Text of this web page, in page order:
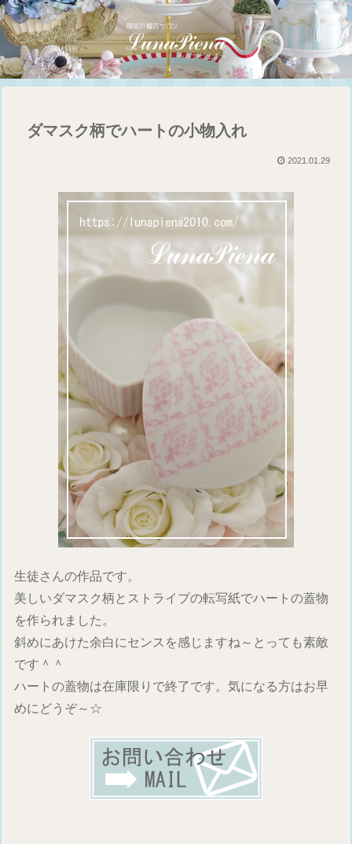
ダマスク柄でハートの小物入れ
2021.01.29
生徒さんの作品です。
美しいダマスク柄とストライプの転写紙でハートの蓋物
を作られました。
斜めにあけた余白にセンスを感じますね～とっても素敵
です＾＾
ハートの蓋物は在庫限りで終了です。気になる方はお早
めにどうぞ～☆